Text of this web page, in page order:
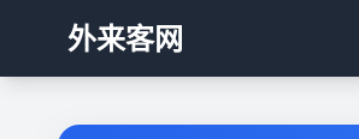
外来客网